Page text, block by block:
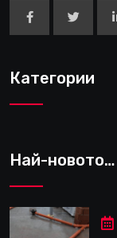
Категории
Най-новото…